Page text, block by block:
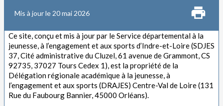
Mis à jour le 20 mai 2026
Ce site, conçu et mis à jour par le Service départemental à la
jeunesse, à l’engagement et aux sports d’Indre-et-Loire (SDJES
37, Cité administrative du Cluzel, 61 avenue de Grammont, CS
92735, 37027 Tours Cedex 1), est la propriété de la
Délégation régionale académique à la jeunesse, à
l’engagement et aux sports (DRAJES) Centre-Val de Loire (131
Rue du Faubourg Bannier, 45000 Orléans).